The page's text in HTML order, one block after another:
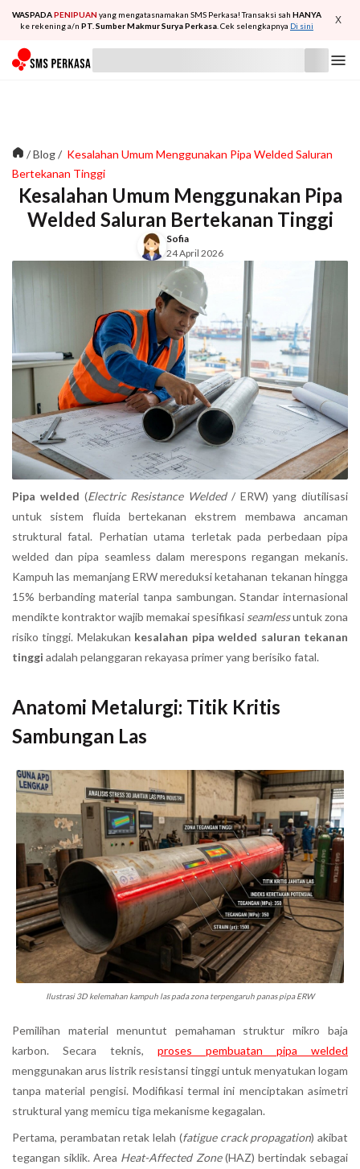
WASPADAPENIPUAN yang mengatasnamakan SMS Perkasa! Transaksi sah HANYA
ke rekening a/n PT. Sumber Makmur Surya Perkasa . Cek selengkapnya Di sini X
/Blog/ Kesalahan Umum Menggunakan Pipa Welded Saluran
Bertekanan Tinggi
Kesalahan Umum Menggunakan Pipa
Welded Saluran Bertekanan Tinggi
Sofia
24 April 2026
Pipa welded (Electric Resistance Welded/ ERW) yang diutilisasi
untuk sistem fluida bertekanan ekstrem membawa ancaman
struktural fatal. Perhatian utama terletak pada perbedaan pipa
welded dan pipa seamless dalam merespons regangan mekanis.
Kampuh las memanjang ERW mereduksi ketahanan tekanan hingga
15% berbanding material tanpa sambungan. Standar internasional
mendikte kontraktor wajib memakai spesifikasi seamlessuntuk zona
risiko tinggi. Melakukan kesalahan pipa welded saluran tekanan
tinggi adalah pelanggaran rekayasa primer yang berisiko fatal.
Anatomi Metalurgi: Titik Kritis
Sambungan Las
Ilustrasi 3D kelemahan kampuh las pada zona terpengaruh panas pipa ERW
Pemilihan material menuntut pemahaman struktur mikro baja
karbon. Secara teknis, proses pembuatan pipa welded
menggunakan arus listrik resistansi tinggi untuk menyatukan logam
tanpa material pengisi. Modifikasi termal ini menciptakan asimetri
struktural yang memicu tiga mekanisme kegagalan.
Pertama, perambatan retak lelah (fatigue crack propagation) akibat
tegangan siklik. Area Heat-Affected Zone(HAZ) bertindak sebagai